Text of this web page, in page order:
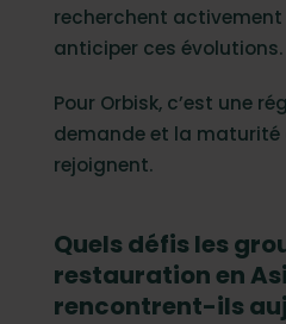
recherchent
anticiper ces évolutions.
Pour Orbisk, c’est une
demande et la maturité
rejoignent.
Quels défis les
restauration en
rencontrent-ils